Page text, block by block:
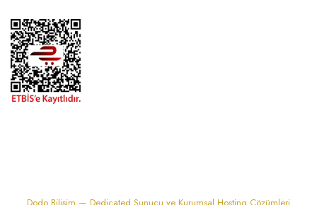
Dodo Bilişim — Dedicated Sunucu ve Kurumsal Hosting Çözümleri